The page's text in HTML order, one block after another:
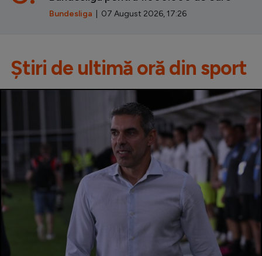
Bundesliga | 07 August 2026, 17:26
Știri de ultimă oră din sport